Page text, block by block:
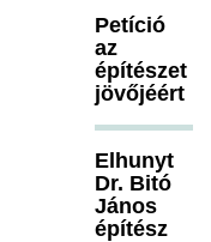
Petíció
az
építészet
jövőjéért
Elhunyt
Dr. Bitó
János
építész